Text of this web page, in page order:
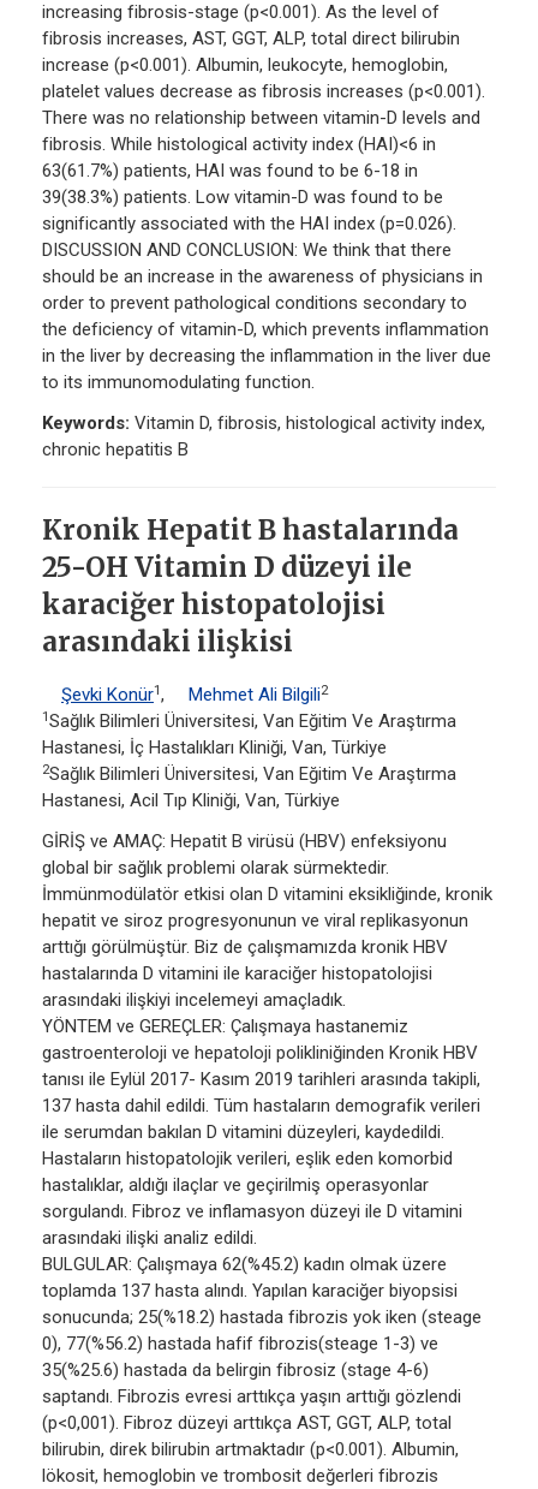
increasing fibrosis-stage (p<0.001). As the level of
fibrosis increases, AST, GGT, ALP, total direct bilirubin
increase (p<0.001). Albumin, leukocyte, hemoglobin,
platelet values decrease as fibrosis increases (p<0.001).
There was no relationship between vitamin-D levels and
fibrosis. While histological activity index (HAI)<6 in
63(61.7%) patients, HAI was found to be 6-18 in
39(38.3%) patients. Low vitamin-D was found to be
significantly associated with the HAI index (p=0.026).
DISCUSSION AND CONCLUSION: We think that there
should be an increase in the awareness of physicians in
order to prevent pathological conditions secondary to
the deficiency of vitamin-D, which prevents inflammation
in the liver by decreasing the inflammation in the liver due
to its immunomodulating function.
Keywords: Vitamin D, fibrosis, histological activity index,
chronic hepatitis B
Kronik Hepatit B hastalarında
25-OH Vitamin D düzeyi ile
karaciğer histopatolojisi
arasındaki ilişkisi
Şevki Konür1, Mehmet Ali Bilgili2
1Sağlık Bilimleri Üniversitesi, Van Eğitim Ve Araştırma
Hastanesi, İç Hastalıkları Kliniği, Van, Türkiye
2Sağlık Bilimleri Üniversitesi, Van Eğitim Ve Araştırma
Hastanesi, Acil Tıp Kliniği, Van, Türkiye
GİRİŞ ve AMAÇ: Hepatit B virüsü (HBV) enfeksiyonu
global bir sağlık problemi olarak sürmektedir.
İmmünmodülatör etkisi olan D vitamini eksikliğinde, kronik
hepatit ve siroz progresyonunun ve viral replikasyonun
arttığı görülmüştür. Biz de çalışmamızda kronik HBV
hastalarında D vitamini ile karaciğer histopatolojisi
arasındaki ilişkiyi incelemeyi amaçladık.
YÖNTEM ve GEREÇLER: Çalışmaya hastanemiz
gastroenteroloji ve hepatoloji polikliniğinden Kronik HBV
tanısı ile Eylül 2017- Kasım 2019 tarihleri arasında takipli,
137 hasta dahil edildi. Tüm hastaların demografik verileri
ile serumdan bakılan D vitamini düzeyleri, kaydedildi.
Hastaların histopatolojik verileri, eşlik eden komorbid
hastalıklar, aldığı ilaçlar ve geçirilmiş operasyonlar
sorgulandı. Fibroz ve inflamasyon düzeyi ile D vitamini
arasındaki ilişki analiz edildi.
BULGULAR: Çalışmaya 62(%45.2) kadın olmak üzere
toplamda 137 hasta alındı. Yapılan karaciğer biyopsisi
sonucunda; 25(%18.2) hastada fibrozis yok iken (steage
0), 77(%56.2) hastada hafif fibrozis(steage 1-3) ve
35(%25.6) hastada da belirgin fibrosiz (stage 4-6)
saptandı. Fibrozis evresi arttıkça yaşın arttığı gözlendi
(p<0,001). Fibroz düzeyi arttıkça AST, GGT, ALP, total
bilirubin, direk bilirubin artmaktadır (p<0.001). Albumin,
lökosit, hemoglobin ve trombosit değerleri fibrozis